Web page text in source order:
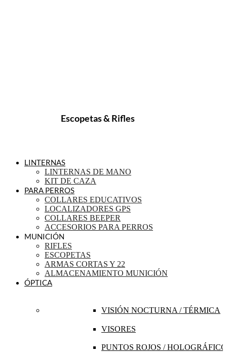
Escopetas & Rifles
LINTERNAS
LINTERNAS DE MANO
KIT DE CAZA
PARA PERROS
COLLARES EDUCATIVOS
LOCALIZADORES GPS
COLLARES BEEPER
ACCESORIOS PARA PERROS
MUNICIÓN
RIFLES
ESCOPETAS
ARMAS CORTAS Y 22
ALMACENAMIENTO MUNICIÓN
ÓPTICA
VISIÓN NOCTURNA / TÉRMICA
VISORES
PUNTOS ROJOS /